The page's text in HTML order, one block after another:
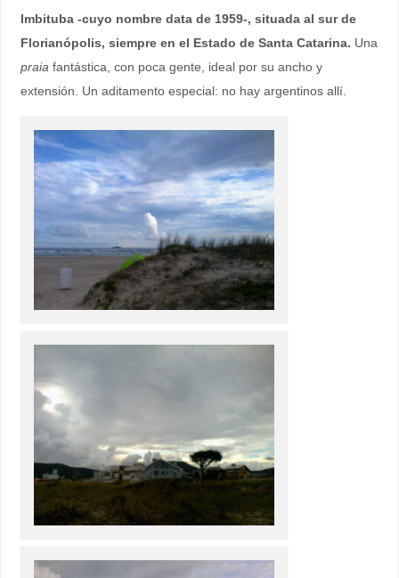
Imbituba -cuyo nombre data de 1959-, situada al sur de
Florianópolis, siempre en el Estado de Santa Catarina. Una
praia fantástica, con poca gente, ideal por su ancho y
extensión. Un aditamento especial: no hay argentinos allí.